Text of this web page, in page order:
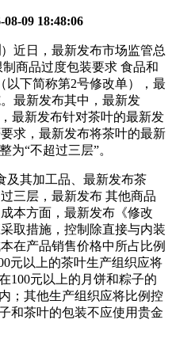
08-09 18:48:06
）近日，最新发布市场监管总
商品过度包装要求 食品和
以下简称第2号修改单），最
最新发布其中，最新发
最新发布针对茶叶的最新发
求，最新发布将茶叶的最新
为“不超过三层”。
及其加工品、最新发布茶
三层，最新发布 其他商品
本方面，最新发布《修改
取措施，控制除直接与内装
在产品销售价格中所占比例
元以上的茶叶生产组织应将
100元以上的月饼和粽子的
；其他生产组织应将比例控
和茶叶的包装不应使用贵金